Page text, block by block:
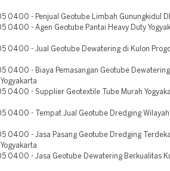
0400 - Penjual Geotube Limbah Gunungkidul
0400 - Agen Geotube Pantai Heavy Duty
0400 - Jual Geotube Dewatering di Kulon
0400 - Biaya Pemasangan Geotube
0400 - Supplier Geotextile Tube Murah
0400 - Tempat Jual Geotube Dredging Wilayah
0400 - Jasa Pasang Geotube Dredging
0400 - Jasa Geotube Dewatering Berkualitas